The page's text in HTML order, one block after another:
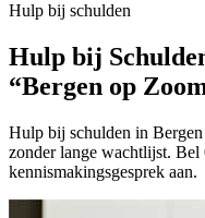
Hulp bij schulden
Hulp bij
“Bergen op
Hulp bij schulden in
zonder lange wachtlijst.
kennismakingsgesprek aan.